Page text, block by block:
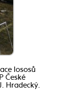
lososů
České
Hradecký.